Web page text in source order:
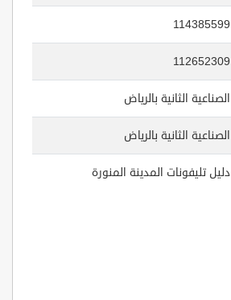
114385599
112652309
الصناعية الثانية بالرياض
الصناعية الثانية بالرياض
دليل تليفونات المدينة المنورة